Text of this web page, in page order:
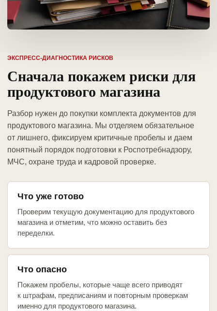
ЭКСПРЕСС-ДИАГНОСТИКА РИСКОВ
Сначала покажем риски для
продуктового магазина
Разбор нужен до покупки комплекта документов для
продуктового магазина. Мы отделяем обязательное
от лишнего, фиксируем критичные пробелы и даем
понятный порядок подготовки к Роспотребнадзору,
МЧС, охране труда и кадровой проверке.
Что уже готово
Проверим текущую документацию для продуктового
магазина и отметим, что можно оставить без
переделки.
Что опасно
Покажем пробелы, которые чаще всего приводят
к штрафам, предписаниям и повторным проверкам
именно для продуктового магазина.